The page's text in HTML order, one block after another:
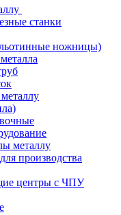
станки
ножницы)
металлу
производства
центры с ЧПУ